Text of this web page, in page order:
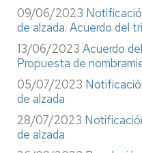
09/06/2023
de alzada. Acuerdo del
13/06/2023 Acuerdo
Propuesta de
05/07/2023
de alzada
28/07/2023
de alzada